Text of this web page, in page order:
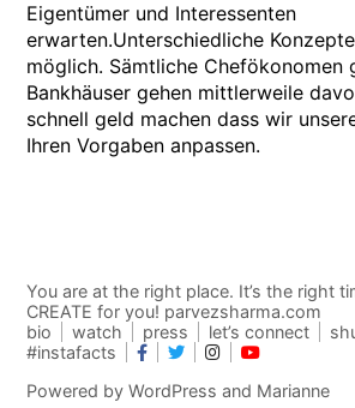
Eigentümer und Interessenten
erwarten.Unterschiedliche
möglich. Sämtliche Chefökonomen
Bankhäuser gehen mittlerweile
schnell geld machen dass wir
Ihren Vorgaben anpassen.
You are at the right place. It’s the right
CREATE for you! parvezsharma.com
bio
watch press let’s connect
#instafacts
Powered byWordPress and Marianne